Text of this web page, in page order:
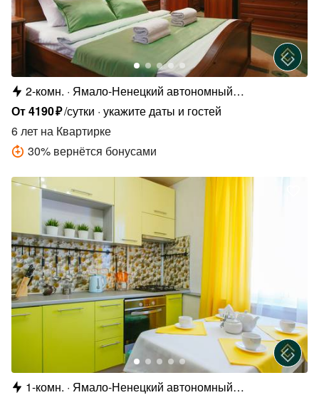
2-комн.
Ямало-Ненецкий автономный
округ,микрорайон Мирный, 1/4
От4190₽/сутки укажите даты и гостей
6 лет на Квартирке
30% вернётся бонусами
1-комн.
Ямало-Ненецкий автономный